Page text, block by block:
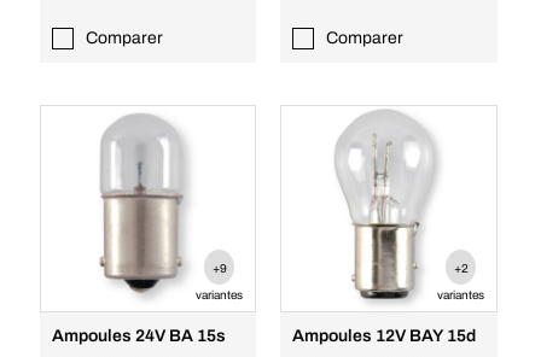
Comparer Comparer
+9
variantes
Ampoules 24V BA 15s
+2
variantes
Ampoules 12V BAY 15d